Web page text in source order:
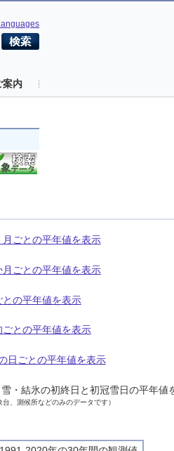
案内
月ごとの平年値を表示
月ごとの平年値を表示
との平年値を表示
ごとの平年値を表示
日ごとの平年値を表示
・結氷の初終日と初冠雪日の平年値
台、測候所などのみのデータです）